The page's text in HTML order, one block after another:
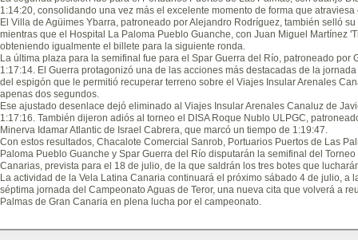
1:14:20, consolidando una vez más el excelente momento de forma que atraviesa
El Villa de Agüimes Ybarra, patroneado por Alejandro Rodríguez, también selló
mientras que el Hospital La Paloma Pueblo Guanche, con Juan Miguel Martínez
obteniendo igualmente el billete para la siguiente ronda.
La última plaza para la semifinal fue para el Spar Guerra del Río, patroneado por
1:17:14. El Guerra protagonizó una de las acciones más destacadas de la
del espigón que le permitió recuperar terreno sobre el Viajes Insular Arenales
apenas dos segundos.
Ese ajustado desenlace dejó eliminado al Viajes Insular Arenales Canaluz de
1:17:16. También dijeron adiós al torneo el DISA Roque Nublo ULPGC,
Minerva Idamar Atlantic de Israel Cabrera, que marcó un tiempo de 1:19:47.
Con estos resultados, Chacalote Comercial Sanrob, Portuarios Puertos de Las
Paloma Pueblo Guanche y Spar Guerra del Río disputarán la semifinal del
Canarias, prevista para el 18 de julio, de la que saldrán los tres botes que
La actividad de la Vela Latina Canaria continuará el próximo sábado 4 de julio, a
séptima jornada del Campeonato Aguas de Teror, una nueva cita que volverá a
Palmas de Gran Canaria en plena lucha por el campeonato.